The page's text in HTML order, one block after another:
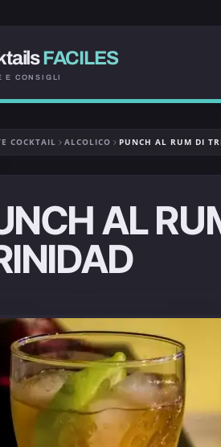
FACILES
E CONSIGLI
COCKTAIL ALCOLICO PUNCH AL RUM DI
AL